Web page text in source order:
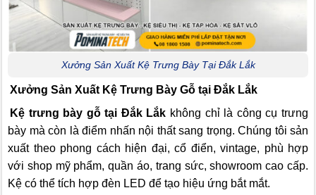
Xưởng Sản Xuất Kệ Trưng Bày Tại Đắk Lắk
Xưởng Sản Xuất Kệ Trưng Bày Gỗ tại Đắk Lắk
Kệ trưng bày gỗ tại Đắk Lắk không chỉ là công cụ trưng
bày mà còn là điểm nhấn nội thất sang trọng. Chúng tôi sản
xuất theo phong cách hiện đại, cổ điển, vintage, phù hợp
với shop mỹ phẩm, quần áo, trang sức, showroom cao cấp.
Kệ có thể tích hợp đèn LED để tạo hiệu ứng bắt mắt.